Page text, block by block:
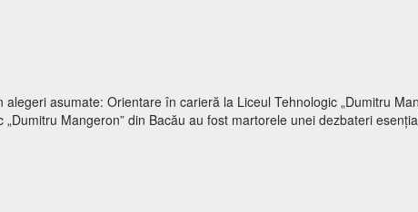
alegeri asumate: Orientare în carieră la Liceul Tehnologic „Dumitru
„Dumitru Mangeron” din Bacău au fost martorele unei dezbateri